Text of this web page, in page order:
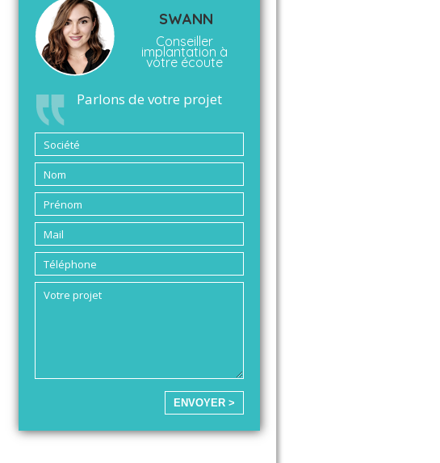
SWANN
Conseiller
implantation à
votre écoute
Parlons de votre projet
ENVOYER >